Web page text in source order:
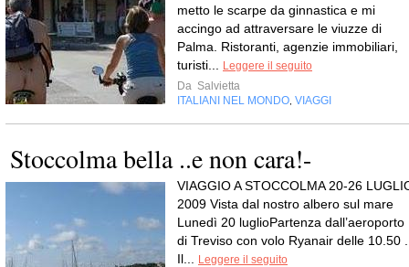
metto le scarpe da ginnastica e mi
accingo ad attraversare le viuzze di
Palma. Ristoranti, agenzie immobiliari,
turisti...
Leggere il seguito
Da Salvietta
ITALIANI NEL MONDO VIAGGI
Stoccolma bella ..e non cara!-
VIAGGIO A STOCCOLMA 20-26
2009 Vista dal nostro albero sul mare
Lunedì 20 luglioPartenza dall’aeroporto
di Treviso con volo Ryanair delle 10.50 .
Il...
Leggere il seguito